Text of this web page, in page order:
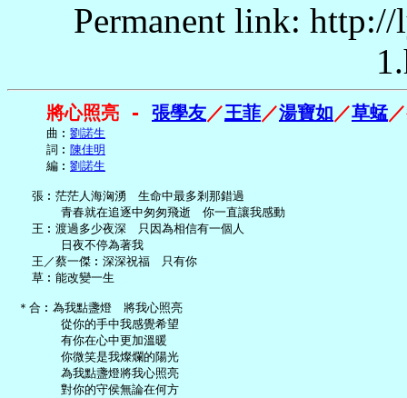
Permanent link:
將心照亮 - 張學友／王菲／湯寶如／草蜢
     曲︰
劉諾生
     詞︰
陳佳明
     編︰
劉諾生
   張︰茫茫人海洶湧　生命中最多剎那錯過
       青春就在追逐中匆匆飛逝　你一直讓我感動
   王︰渡過多少夜深　只因為相信有一個人
       日夜不停為著我
   王／蔡一傑︰深深祝福　只有你
   草︰能改變一生
＊合︰為我點盞燈　將我心照亮
       從你的手中我感覺希望
       有你在心中更加溫暖
       你微笑是我燦爛的陽光
       為我點盞燈將我心照亮
       對你的守侯無論在何方